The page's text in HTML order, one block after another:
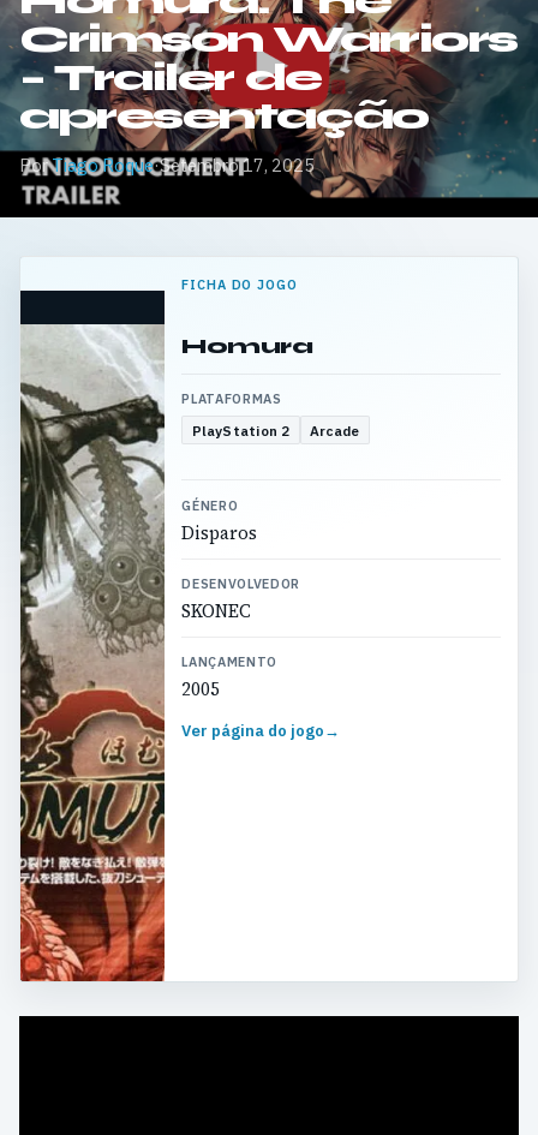
Crimson Warriors
– Trailer de
apresentação
PorTiago Roque·Setembro 17, 2025
FICHA DO JOGO
Homura
PLATAFORMAS
PlayStation 2 Arcade
GÉNERO
Disparos
DESENVOLVEDOR
SKONEC
LANÇAMENTO
2005
Ver página do jogo→